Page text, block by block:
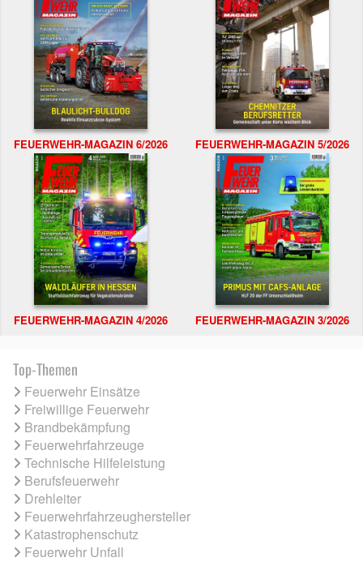
FEUERWEHR-MAGAZIN 6/2026 FEUERWEHR-MAGAZIN 5/2026
FEUERWEHR-MAGAZIN 4/2026 FEUERWEHR-MAGAZIN 3/2026
Top-Themen
Feuerwehr Einsätze
Freiwillige Feuerwehr
Brandbekämpfung
Feuerwehrfahrzeuge
Technische Hilfeleistung
Berufsfeuerwehr
Drehleiter
Feuerwehrfahrzeughersteller
Katastrophenschutz
Feuerwehr Unfall